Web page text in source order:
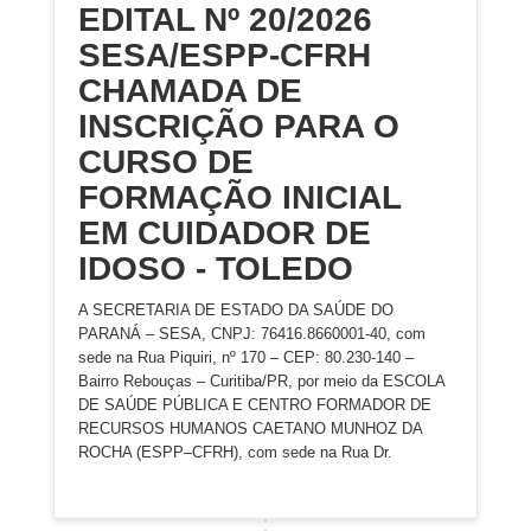
EDITAL Nº 20/2026
SESA/ESPP-CFRH
CHAMADA DE
INSCRIÇÃO PARA O
CURSO DE
FORMAÇÃO INICIAL
EM CUIDADOR DE
IDOSO - TOLEDO
A SECRETARIA DE ESTADO DA SAÚDE DO
PARANÁ – SESA, CNPJ: 76416.8660001-40, com
sede na Rua Piquiri, nº 170 – CEP: 80.230-140 –
Bairro Rebouças – Curitiba/PR, por meio da ESCOLA
DE SAÚDE PÚBLICA E CENTRO FORMADOR DE
RECURSOS HUMANOS CAETANO MUNHOZ DA
ROCHA (ESPP–CFRH), com sede na Rua Dr.